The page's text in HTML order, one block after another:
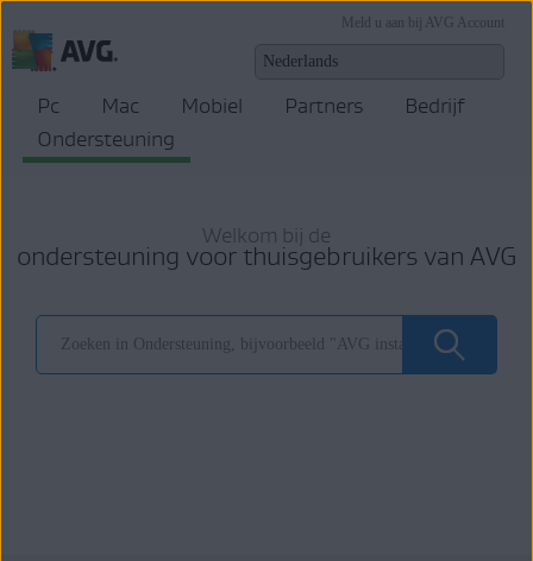
Meld u aan bij AVG Account
Pc Mac Mobiel Partners
Bedrijf
Ondersteuning
Welkom bij de
ondersteuning voor thuisgebruikers van AVG